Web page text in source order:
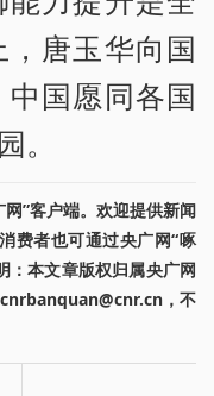
唐玉华向国
国愿同各国
。
”客户端。欢迎提供新闻
费者也可通过央广网“啄
：本文章版权归属央广网
，不